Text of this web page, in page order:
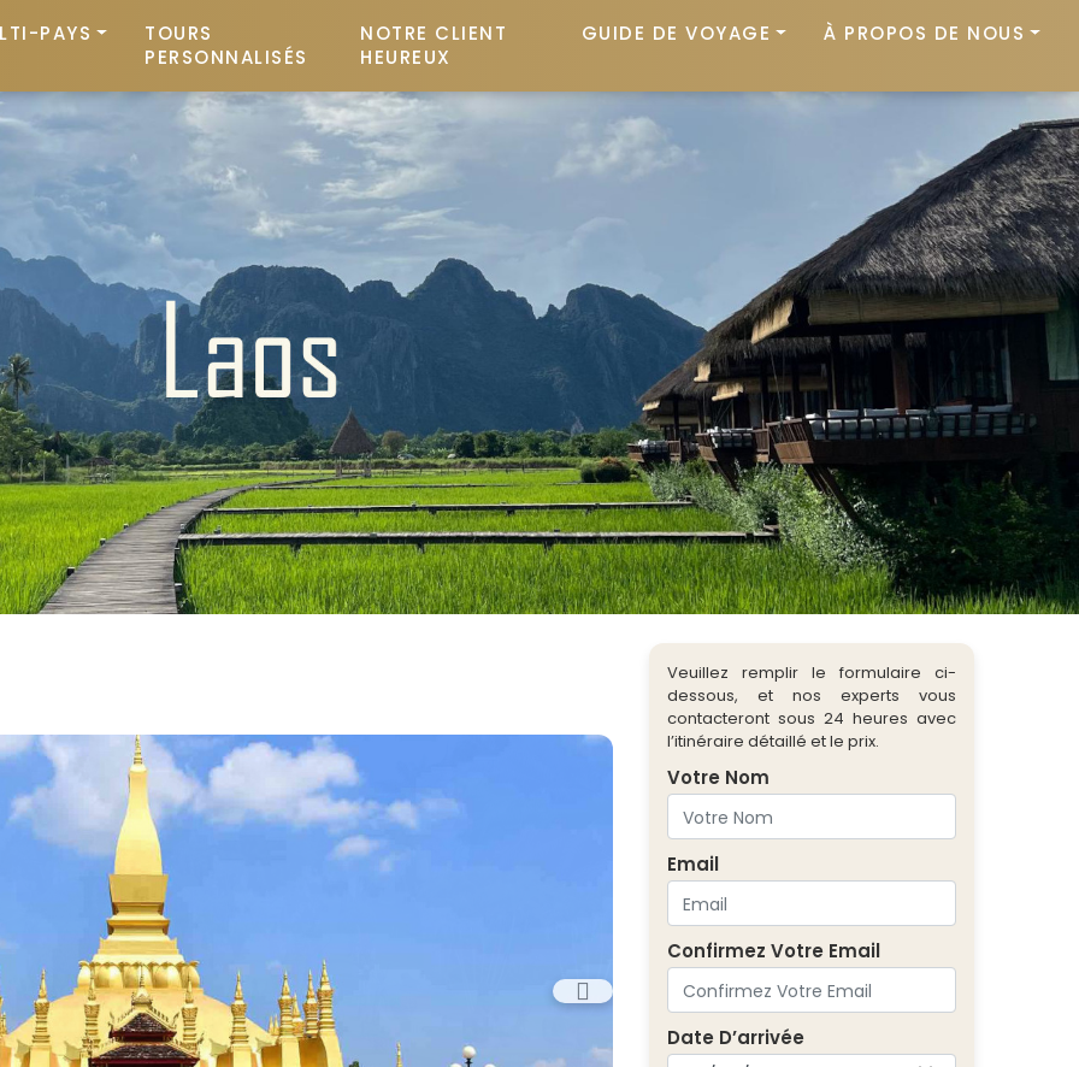
PAYS
TOURS
PERSONNALISÉS
NOTRE CLIENT
HEUREUX
GUIDE DE VOYAGE À PROPOS DE NOUS
Veuillez remplir le formulaire ci-
dessous, et nos experts vous
contacteront sous 24 heures avec
l’itinéraire détaillé et le prix.
Votre Nom
Email
Confirmez Votre Email
Date D’arrivée